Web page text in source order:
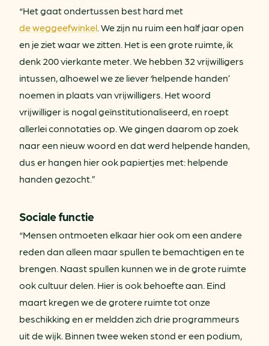
“Het gaat ondertussen best hard met
de weggeefwinkel. We zijn nu ruim een half jaar open
en je ziet waar we zitten. Het is een grote ruimte, ik
denk 200 vierkante meter. We hebben 32 vrijwilligers
intussen, alhoewel we ze liever ‘helpende handen’
noemen in plaats van vrijwilligers. Het woord
vrijwilliger is nogal geïnstitutionaliseerd, en roept
allerlei connotaties op. We gingen daarom op zoek
naar een nieuw woord en dat werd helpende handen,
dus er hangen hier ook papiertjes met: helpende
handen gezocht.”
Sociale functie
“Mensen ontmoeten elkaar hier ook om een andere
reden dan alleen maar spullen te bemachtigen en te
brengen. Naast spullen kunnen we in de grote ruimte
ook cultuur delen. Hier is ook behoefte aan. Eind
maart kregen we de grotere ruimte tot onze
beschikking en er meldden zich drie programmeurs
uit de wijk. Binnen twee weken stond er een podium,